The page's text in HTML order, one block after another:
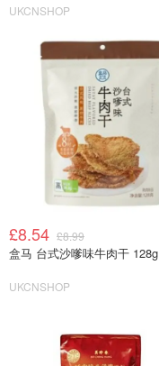
UKCNSHOP
£8.54 £8.99
盒马 台式沙嗲味牛肉干 128g
UKCNSHOP